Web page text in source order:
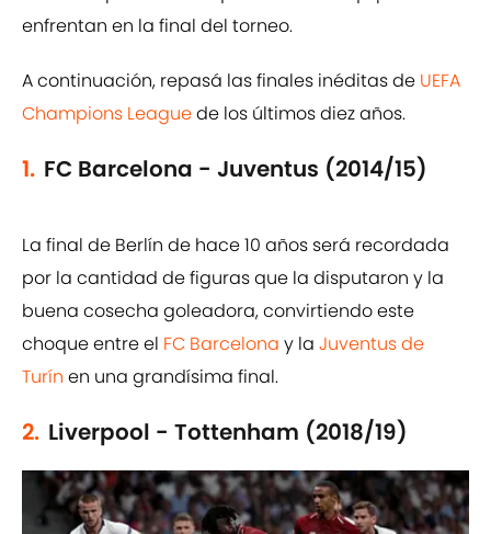
enfrentan en la final del torneo.
A continuación, repasá las finales inéditas de UEFA
Champions Leaguede los últimos diez años.
1. FC Barcelona - Juventus (2014/15)
La final de Berlín de hace 10 años será recordada
por la cantidad de figuras que la disputaron y la
buena cosecha goleadora, convirtiendo este
choque entre el FC Barcelona y la Juventus de
Turín en una grandísima final.
2. Liverpool - Tottenham (2018/19)